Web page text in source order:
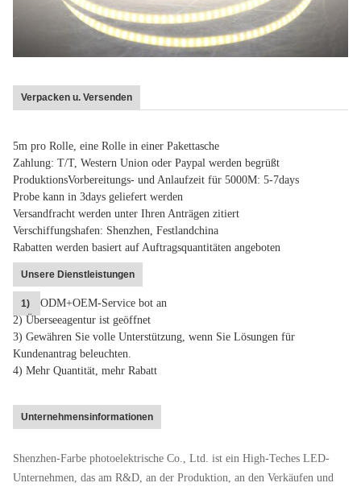
Verpacken u. Versenden
5m pro Rolle, eine Rolle in einer Pakettasche
Zahlung: T/T, Western Union oder Paypal werden begrüßt
ProduktionsVorbereitungs- und Anlaufzeit für 5000M: 5-7days
Probe kann in 3days geliefert werden
Versandfracht werden unter Ihren Anträgen zitiert
Verschiffungshafen: Shenzhen, Festlandchina
Rabatten werden basiert auf Auftragsquantitäten angeboten
Unsere Dienstleistungen
1)
ODM+OEM-Service bot an
2) Überseeagentur ist geöffnet
3) Gewähren Sie volle Unterstützung, wenn Sie Lösungen für
Kundenantrag beleuchten.
4) Mehr Quantität, mehr Rabatt
Unternehmensinformationen
Shenzhen-Farbe photoelektrische Co., Ltd. ist ein High-Teches LED-
Unternehmen, das am R&D, an der Produktion, an den Verkäufen und